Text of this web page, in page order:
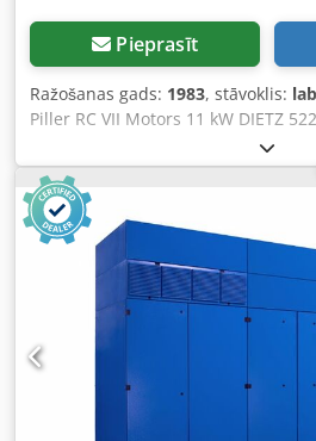
Pieprasīt
Ražošanas gads: 1983, stāvoklis:
Piller RC VII Motors 11 kW DIETZ